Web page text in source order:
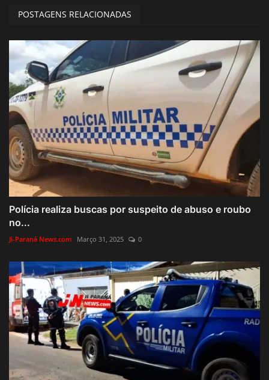
POSTAGENS RELACIONADAS
Polícia realiza buscas por suspeito de abuso e roubo
no...
Ji-Paraná News.com Março 31, 2025 0